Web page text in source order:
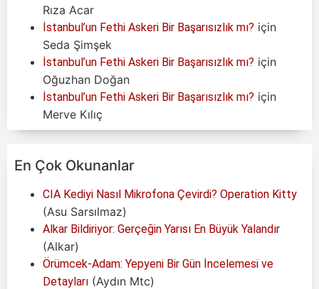
Rıza Acar
İstanbul’un Fethi Askeri Bir Başarısızlık mı? için
Seda Şimşek
İstanbul’un Fethi Askeri Bir Başarısızlık mı? için
Oğuzhan Doğan
İstanbul’un Fethi Askeri Bir Başarısızlık mı? için
Merve Kılıç
En Çok Okunanlar
CIA Kediyi Nasıl Mikrofona Çevirdi? Operation Kitty
(Asu Sarsılmaz)
Alkar Bildiriyor: Gerçeğin Yarısı En Büyük Yalandır
(Alkar)
Örümcek-Adam: Yepyeni Bir Gün İncelemesi ve
Detayları (Aydın Mtc)